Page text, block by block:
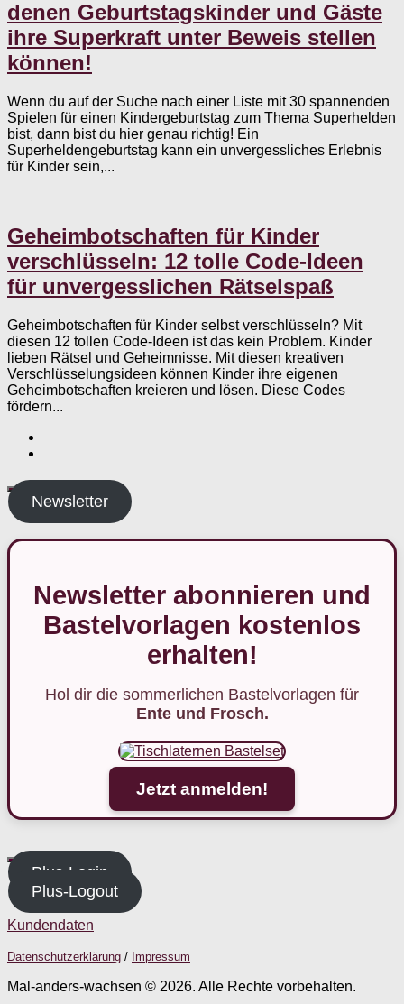
denen Geburtstagskinder und Gäste
ihre Superkraft unter Beweis stellen
können!
Wenn du auf der Suche nach einer Liste mit 30 spannenden
Spielen für einen Kindergeburtstag zum Thema Superhelden
bist, dann bist du hier genau richtig! Ein
Superheldengeburtstag kann ein unvergessliches Erlebnis
für Kinder sein,...
Geheimbotschaften für Kinder
verschlüsseln: 12 tolle Code-Ideen
für unvergesslichen Rätselspaß
Geheimbotschaften für Kinder selbst verschlüsseln? Mit
diesen 12 tollen Code-Ideen ist das kein Problem. Kinder
lieben Rätsel und Geheimnisse. Mit diesen kreativen
Verschlüsselungsideen können Kinder ihre eigenen
Geheimbotschaften kreieren und lösen. Diese Codes
fördern...
Newsletter
Newsletter abonnieren und
Bastelvorlagen kostenlos
erhalten!
Hol dir die sommerlichen Bastelvorlagen für
Ente und Frosch.
Jetzt anmelden!
Plus-Login
Plus-Logout
Kundendaten
Datenschutzerklärung / Impressum
Mal-anders-wachsen © 2026. Alle Rechte vorbehalten.